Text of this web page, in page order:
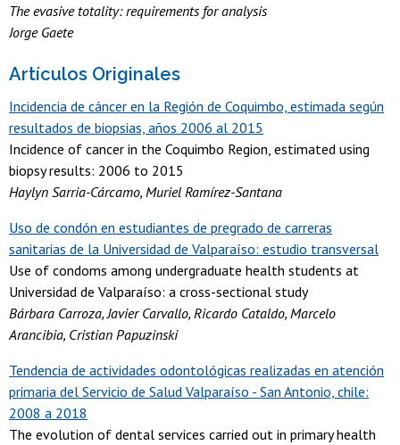
The evasive totality: requirements for analysis
Jorge Gaete
Artículos Originales
Incidencia de cáncer en la Región de Coquimbo, estimada según
resultados de biopsias, años 2006 al 2015
Incidence of cancer in the Coquimbo Region, estimated using
biopsy results: 2006 to 2015
Haylyn Sarria-Cárcamo, Muriel Ramírez-Santana
Uso de condón en estudiantes de pregrado de carreras
sanitarias de la Universidad de Valparaíso: estudio transversal
Use of condoms among undergraduate health students at
Universidad de Valparaíso: a cross-sectional study
Bárbara Carroza, Javier Carvallo, Ricardo Cataldo, Marcelo
Arancibia, Cristian Papuzinski
Tendencia de actividades odontológicas realizadas en atención
primaria del Servicio de Salud Valparaíso - San Antonio, chile:
2008 a 2018
The evolution of dental services carried out in primary health